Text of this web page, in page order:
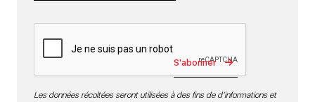
S'abonner
Les données récoltées seront utilisées à des fins de d’informations et